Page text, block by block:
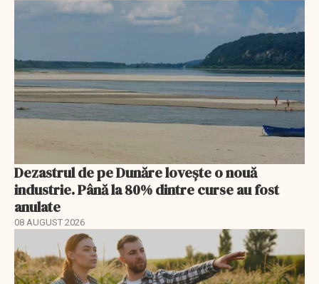
Dezastrul de pe Dunăre lovește o nouă
industrie. Până la 80% dintre curse au fost
anulate
08 AUGUST 2026